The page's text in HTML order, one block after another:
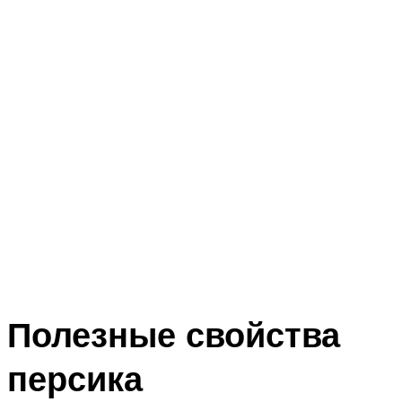
Полезные свойства
персика